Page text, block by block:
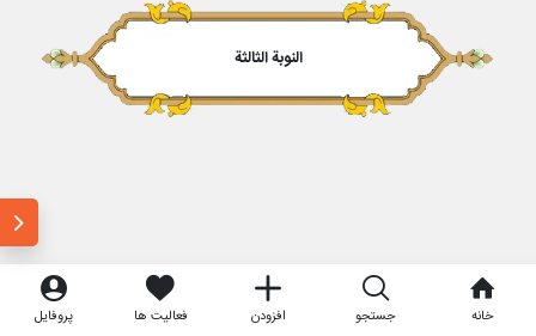
النوبة الثالثة
خانه جستجو افزودن فعالیت ها پروفایل